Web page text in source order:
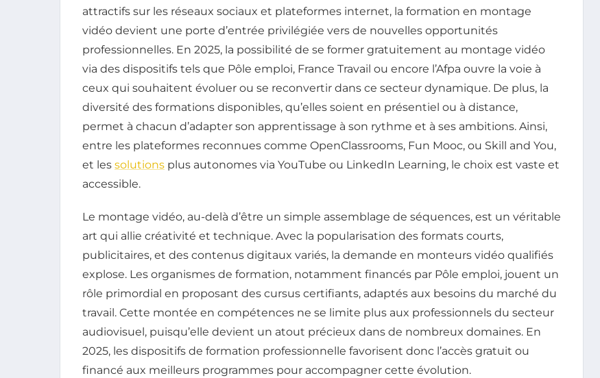
attractifs sur les réseaux sociaux et plateformes internet, la formation en montage
vidéo devient une porte d’entrée privilégiée vers de nouvelles opportunités
professionnelles. En 2025, la possibilité de se former gratuitement au montage vidéo
via des dispositifs tels que Pôle emploi, France Travail ou encore l’Afpa ouvre la voie à
ceux qui souhaitent évoluer ou se reconvertir dans ce secteur dynamique. De plus, la
diversité des formations disponibles, qu’elles soient en présentiel ou à distance,
permet à chacun d’adapter son apprentissage à son rythme et à ses ambitions. Ainsi,
entre les plateformes reconnues comme OpenClassrooms, Fun Mooc, ou Skill and You,
et les solutions plus autonomes via YouTube ou LinkedIn Learning, le choix est vaste et
accessible.
Le montage vidéo, au-delà d’être un simple assemblage de séquences, est un véritable
art qui allie créativité et technique. Avec la popularisation des formats courts,
publicitaires, et des contenus digitaux variés, la demande en monteurs vidéo qualifiés
explose. Les organismes de formation, notamment financés par Pôle emploi, jouent un
rôle primordial en proposant des cursus certifiants, adaptés aux besoins du marché du
travail. Cette montée en compétences ne se limite plus aux professionnels du secteur
audiovisuel, puisqu’elle devient un atout précieux dans de nombreux domaines. En
2025, les dispositifs de formation professionnelle favorisent donc l’accès gratuit ou
financé aux meilleurs programmes pour accompagner cette évolution.